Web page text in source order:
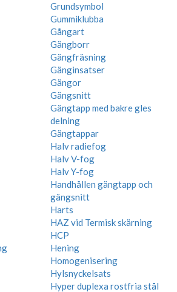
Grundsymbol
Gummiklubba
Gångart
Gängborr
Gängfräsning
Gänginsatser
Gängor
Gängsnitt
Gängtapp med bakre gles
delning
Gängtappar
Halv radiefog
Halv V-fog
Halv Y-fog
Handhållen gängtapp och
gängsnitt
Harts
HAZ vid Termisk skärning
HCP
Hening
Homogenisering
Hylsnyckelsats
Hyper duplexa rostfria stål